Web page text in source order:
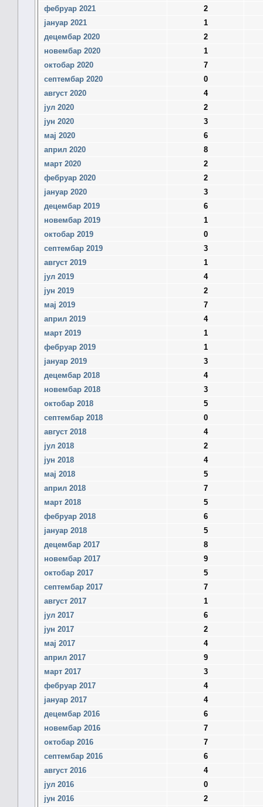
фебруар 2021
2
јануар 2021
1
децембар 2020
2
новембар 2020
1
октобар 2020
7
септембар 2020
0
август 2020
4
јул 2020
2
јун 2020
3
мај 2020
6
април 2020
8
март 2020
2
фебруар 2020
2
јануар 2020
3
децембар 2019
6
новембар 2019
1
октобар 2019
0
септембар 2019
3
август 2019
1
јул 2019
4
јун 2019
2
мај 2019
7
април 2019
4
март 2019
1
фебруар 2019
1
јануар 2019
3
децембар 2018
4
новембар 2018
3
октобар 2018
5
септембар 2018
0
август 2018
4
јул 2018
2
јун 2018
4
мај 2018
5
април 2018
7
март 2018
5
фебруар 2018
6
јануар 2018
5
децембар 2017
8
новембар 2017
9
октобар 2017
5
септембар 2017
7
август 2017
1
јул 2017
6
јун 2017
2
мај 2017
4
април 2017
9
март 2017
3
фебруар 2017
4
јануар 2017
4
децембар 2016
6
новембар 2016
7
октобар 2016
7
септембар 2016
6
август 2016
4
јул 2016
0
јун 2016
2